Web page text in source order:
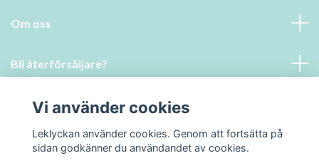
Om oss
Bli återförsäljare?
Läs mer
Sociala medier
Vi använder cookies
Leklyckan använder cookies. Genom att fortsätta på
sidan godkänner du användandet av cookies.